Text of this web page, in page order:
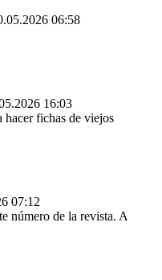
06:58
16:03
fichas de viejos
07:12
número de la revista. A